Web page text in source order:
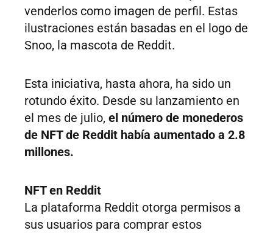
venderlos como imagen de perfil. Estas
ilustraciones están basadas en el logo de
Snoo, la mascota de Reddit.
Esta iniciativa, hasta ahora, ha sido un
rotundo éxito. Desde su lanzamiento en
el mes de julio, el número de monederos
de NFT de Reddit había aumentado a 2.8
millones.
NFT en Reddit
La plataforma Reddit otorga permisos a
sus usuarios para comprar estos